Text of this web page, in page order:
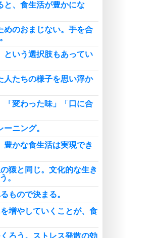
と、食生活が豊かにな
めのおまじない。手を合
という選択肢もあってい
人たちの様子を思い浮か
「変わった味」「口に合
ニング。
豊かな食生活は実現でき
猿と同じ。文化的な生き
。
もので決まる。
増やしていくことが、食
ろう。ストレス発散の効